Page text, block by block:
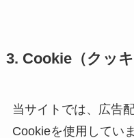
3. Cookie（クッ
当サイトでは、広告
Cookieを使用してい